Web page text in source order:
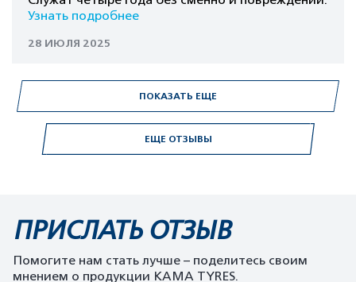
ЕЩЕ ОТЗЫВЫ
Узнать подробнее
28 ИЮЛЯ 2025
ПОКАЗАТЬ ЕЩЕ
ПРИСЛАТЬ ОТЗЫВ
Помогите нам стать лучше – поделитесь своим
мнением о продукции KAMA TYRES.